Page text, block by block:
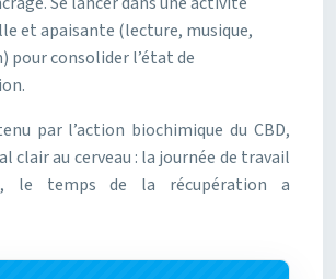
et apaisante (lecture, musique,
pour consolider l’état de
par l’action biochimique du CBD,
clair au cerveau : la journée de travail
le temps de la récupération a